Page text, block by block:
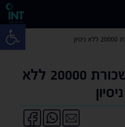
עבודה עם משכורת 20000 ללא
ניסיון